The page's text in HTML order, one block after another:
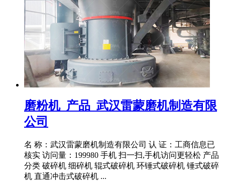
磨粉机_产品_武汉雷蒙磨机制造有限
公司
名 称：武汉雷蒙磨机制造有限公司 认 证：工商信息已
核实 访问量：199980 手机 扫一扫,手机访问更轻松 产品
分类 破碎机 细碎机 辊式破碎机 环锤式破碎机 锤式破碎
机 直通冲击式破碎机 ...